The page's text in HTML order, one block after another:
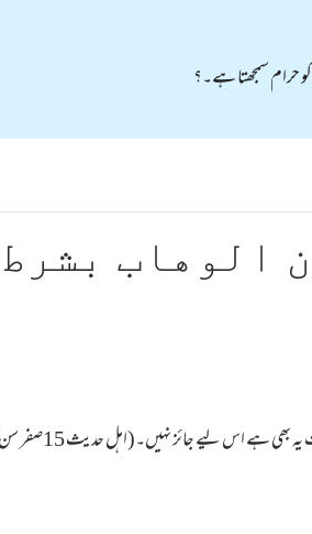
حرام سمجھتا ہے۔؟
الوهاب
لیے جائز نہیں۔(اہل حدیث 15صفر سن1363ھ)